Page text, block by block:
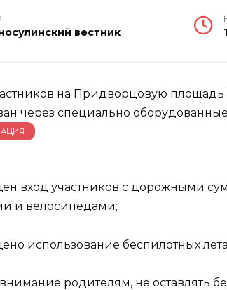
вестник
на Придворцовую
через специально
вход участников с дорожными
и велосипедами;
использование беспилотных
родителям, не оставлять